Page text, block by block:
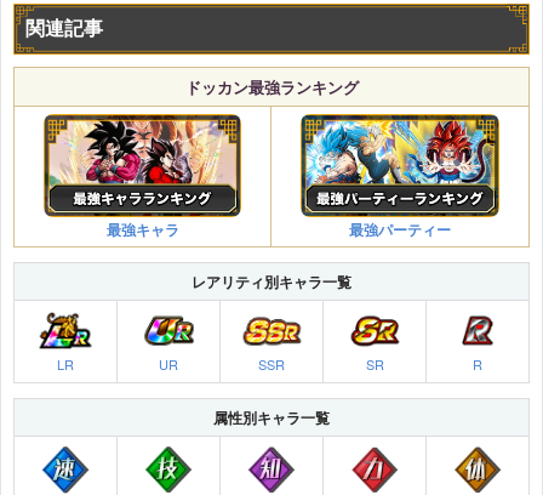
関連記事
ドッカン最強ランキング
最強キャラ 最強パーティー
レアリティ別キャラ一覧
LR UR SSR SR R
属性別キャラ一覧